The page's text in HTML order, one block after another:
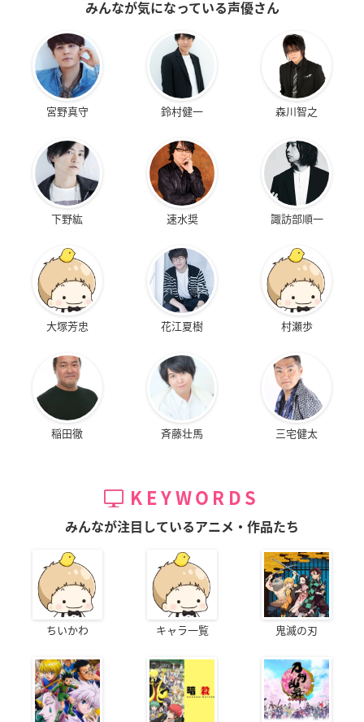
みんなが気になっている声優さん
宮野真守 鈴村健一 森川智之
下野紘 速水奨 諏訪部順一
大塚芳忠 花江夏樹 村瀬歩
稲田徹 斉藤壮馬 三宅健太
KEYWORDS
みんなが注目しているアニメ・作品たち
ちいかわ キャラ一覧 鬼滅の刃